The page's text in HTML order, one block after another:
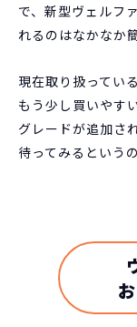
で、新型ヴェルフ
れるのはなかなか
現在取り扱ってい
もう少し買いやす
グレードが追加さ
待ってみるという